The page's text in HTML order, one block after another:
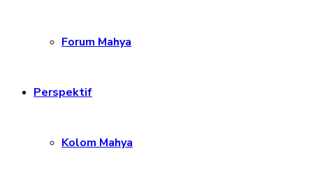
Forum Mahya
Perspektif
Kolom Mahya